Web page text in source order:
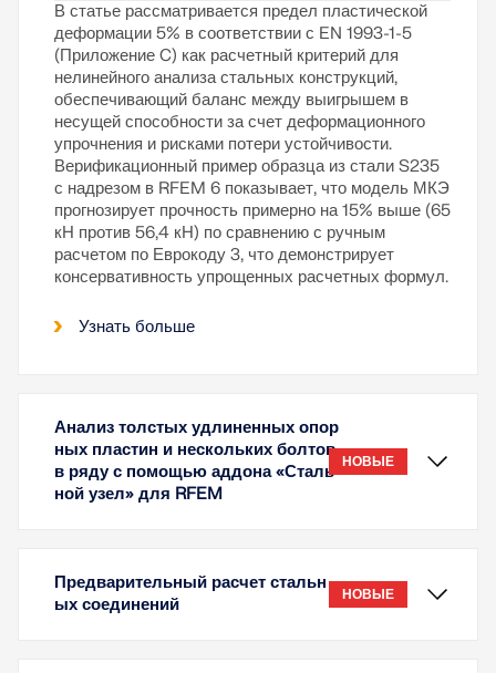
В статье рассматривается предел пластической
деформации 5% в соответствии с EN 1993-1-5
(Приложение C) как расчетный критерий для
нелинейного анализа стальных конструкций,
обеспечивающий баланс между выигрышем в
несущей способности за счет деформационного
упрочнения и рисками потери устойчивости.
Верификационный пример образца из стали S235
с надрезом в RFEM 6 показывает, что модель МКЭ
прогнозирует прочность примерно на 15% выше (65
кН против 56,4 кН) по сравнению с ручным
расчетом по Еврокоду 3, что демонстрирует
консервативность упрощенных расчетных формул.
Узнать больше
Анализ толстых удлиненных опор
ных пластин и нескольких болтов
в ряду с помощью аддона «Сталь
ной узел» для RFEM
НОВЫЕ
Предварительный расчет стальн
ых соединений
НОВЫЕ